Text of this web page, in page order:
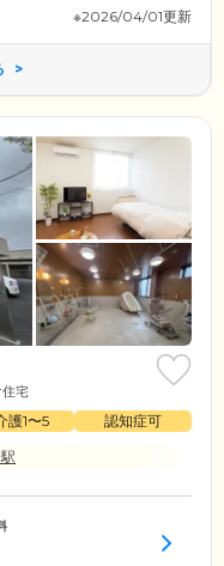
※2026/04/01更新
宅
護1〜5
認知症可